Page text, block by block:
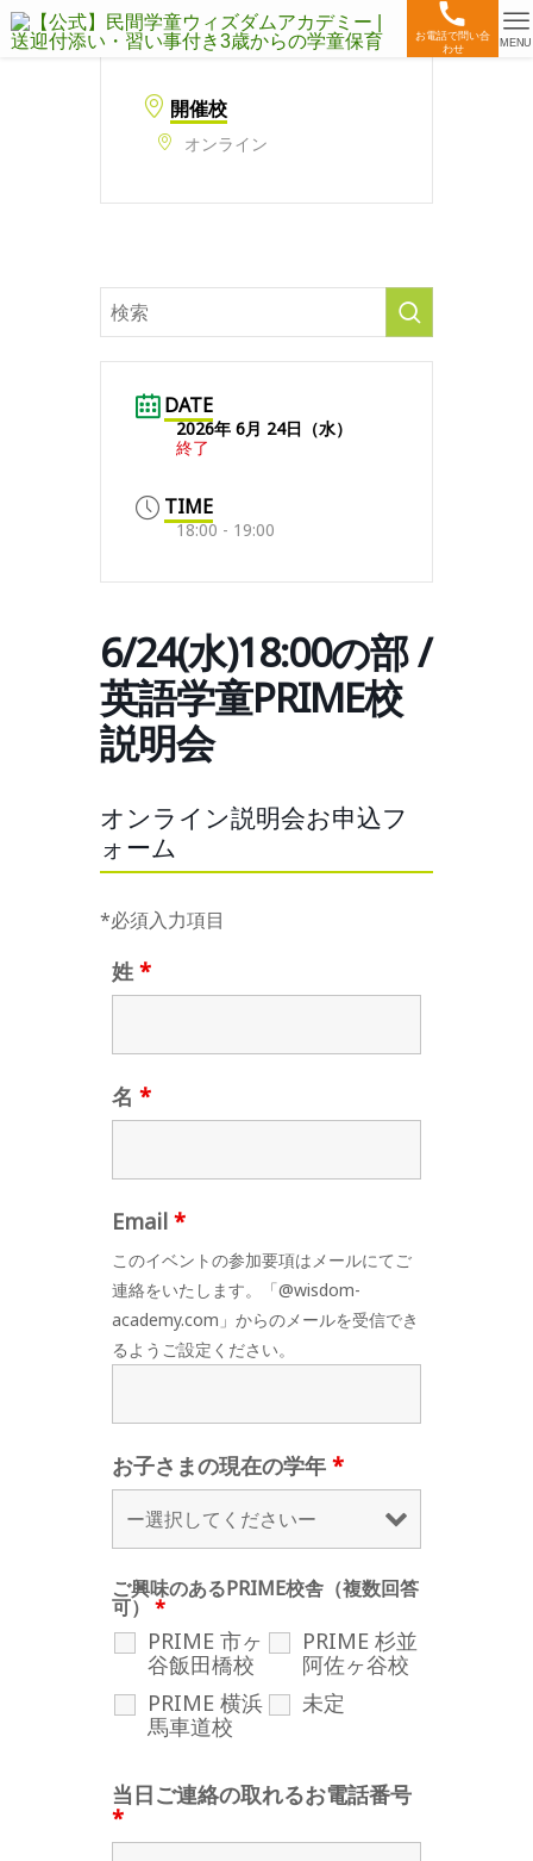
お電話で問い合
わせ
MENU
開催校
オンライン
DATE
2026年 6月 24日（水）
終了
TIME
18:00 - 19:00
6/24(水)18:00の部 /
英語学童PRIME校
説明会
オンライン説明会お申込フ
ォーム
*必須入力項目
姓 *
名 *
Email *
このイベントの参加要項はメールにてご
連絡をいたします。「@wisdom-
academy.com」からのメールを受信でき
るようご設定ください。
お子さまの現在の学年 *
ご興味のあるPRIME校舎（複数回答
可） *
PRIME 市ヶ
谷飯田橋校
PRIME 杉並
阿佐ヶ谷校
PRIME 横浜
馬車道校
未定
当日ご連絡の取れるお電話番号
*